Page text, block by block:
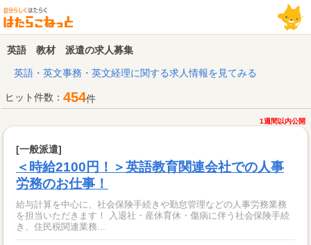
英語 教材 派遣の求人募集
英語・英文事務・英文経理に関する求人情報を見てみる
ヒット件数： 454件
1週間以内公開
[一般派遣]
＜時給2100円！＞英語教育関連会社での人事
労務のお仕事！
給与計算を中心に、社会保険手続きや勤怠管理などの人事労務業務
を担当いただきます！ 入退社・産休育休・傷病に伴う社会保険手続
き、住民税関連業務...